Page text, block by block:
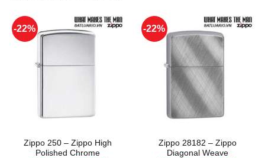
-22%
Zippo 250 – Zippo High
Polished Chrome
-22%
Zippo 28182 – Zippo
Diagonal Weave